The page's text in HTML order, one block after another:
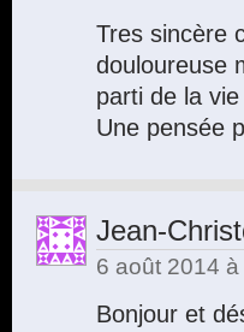
Tres sincère
douloureuse
parti de la
Une pensée
Jean-
6 août 2014
Bonjour et